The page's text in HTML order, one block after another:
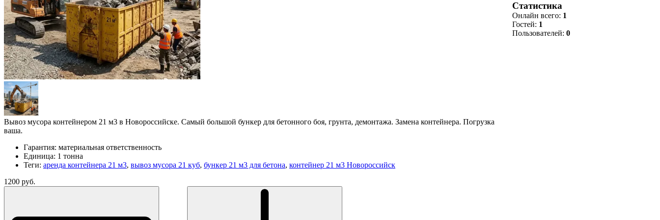
Вывоз мусора контейнером 21 м3 в Новороссийске. Самый большой бункер для бетонного боя, грунта, демонтажа. Замена контейнера. Погрузка
ваша.
Гарантия: материальная ответственность
Единица: 1 тонна
Теги: аренда контейнера 21 м3, вывоз мусора 21 куб, бункер 21 м3 для бетона, контейнер 21 м3 Новороссийск
1200 руб.
Статистика
Онлайн всего: 1
Гостей: 1
Пользователей: 0